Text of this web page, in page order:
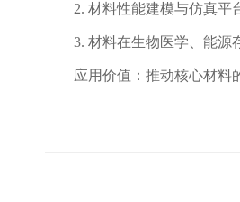
2. 材料性能建模与仿真平
3. 材料在生物医学、能源
应用价值：推动核心材料